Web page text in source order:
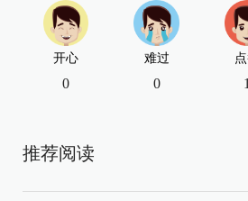
开心
0
难过
0 1
推荐阅读